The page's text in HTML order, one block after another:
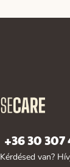
+36 30
Kérdésed van?